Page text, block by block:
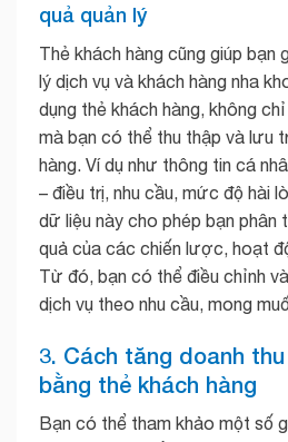
quả quản lý
Thẻ khách hàng cũng giúp bạn
lý dịch vụ và khách hàng nha
dụng thẻ khách hàng, không
mà bạn có thể thu thập và lưu
hàng. Ví dụ như thông tin cá
– điều trị, nhu cầu, mức độ hài
dữ liệu này cho phép bạn phân
quả của các chiến lược, hoạt
Từ đó, bạn có thể điều chỉnh
dịch vụ theo nhu cầu, mong
3. Cách tăng doanh
bằng thẻ khách hàng
Bạn có thể tham khảo một số